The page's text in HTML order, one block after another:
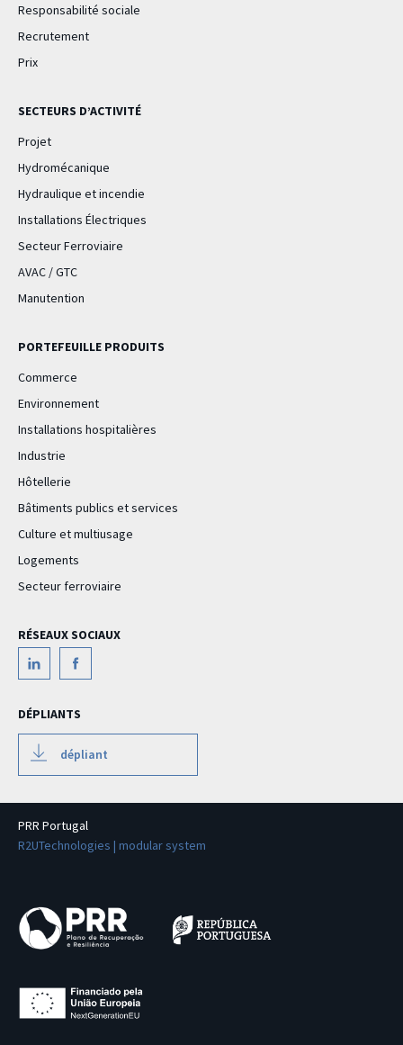
Responsabilité sociale
Recrutement
Prix
SECTEURS D’ACTIVITÉ
Projet
Hydromécanique
Hydraulique et incendie
Installations Électriques
Secteur Ferroviaire
AVAC / GTC
Manutention
PORTEFEUILLE PRODUITS
Commerce
Environnement
Installations hospitalières
Industrie
Hôtellerie
Bâtiments publics et services
Culture et multiusage
Logements
Secteur ferroviaire
RÉSEAUX SOCIAUX
DÉPLIANTS
dépliant
PRR Portugal
R2UTechnologies | modular system